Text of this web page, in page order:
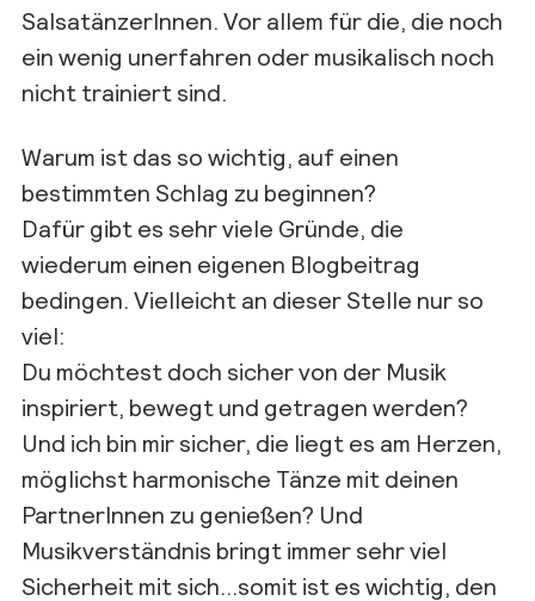
SalsatänzerInnen. Vor allem für die, die noch
ein wenig unerfahren oder musikalisch noch
nicht trainiert sind.
Warum ist das so wichtig, auf einen
bestimmten Schlag zu beginnen?
Dafür gibt es sehr viele Gründe, die
wiederum einen eigenen Blogbeitrag
bedingen. Vielleicht an dieser Stelle nur so
viel:
Du möchtest doch sicher von der Musik
inspiriert, bewegt und getragen werden?
Und ich bin mir sicher, die liegt es am Herzen,
möglichst harmonische Tänze mit deinen
PartnerInnen zu genießen? Und
Musikverständnis bringt immer sehr viel
Sicherheit mit sich…somit ist es wichtig, den